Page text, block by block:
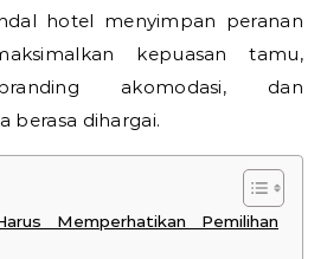
hotel menyimpan peranan
kepuasan tamu,
akomodasi, dan
berasa dihargai.
Memperhatikan Pemilihan